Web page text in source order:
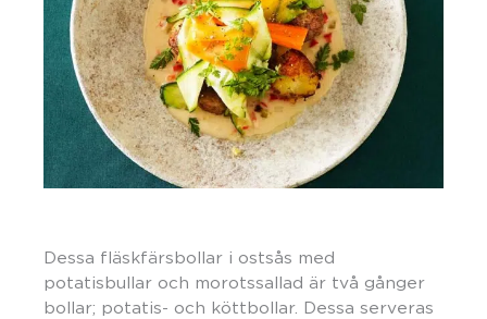
Dessa fläskfärsbollar i ostsås med
potatisbullar och morotssallad är två gånger
bollar; potatis- och köttbollar. Dessa serveras